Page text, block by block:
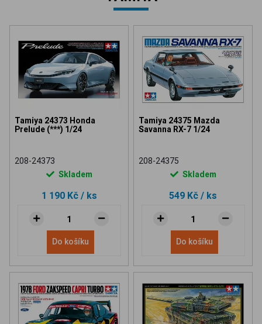
Tamiya 24373 Honda
Prelude (***) 1/24
208-24373
Skladem
1 190 Kč / ks
Do košíku
Tamiya 24375 Mazda
Savanna RX-7 1/24
208-24375
Skladem
549 Kč / ks
Do košíku